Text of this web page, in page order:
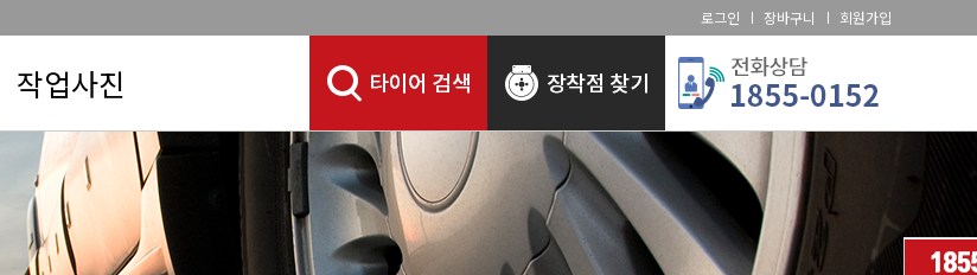
로그인 장바구니 회원가입
작업사진